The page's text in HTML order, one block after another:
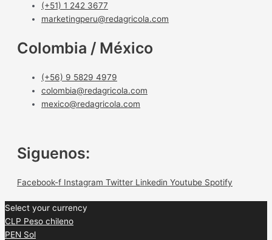
(+51) 1 242 3677
marketingperu@redagricola.com
Colombia / México
(+56) 9 5829 4979
colombia@redagricola.com
mexico@redagricola.com
Siguenos:
Facebook-f Instagram Twitter Linkedin Youtube Spotify
Select your currency
CLP Peso chileno
PEN Sol